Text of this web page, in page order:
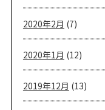
2020年2月 (7)
2020年1月 (12)
2019年12月 (13)